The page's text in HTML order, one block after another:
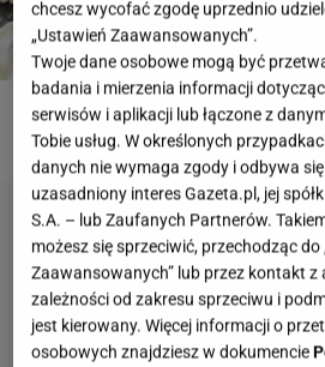
ROZWIĄŻ QUIZ
chcesz wycofać zgodę uprzednio
„Ustawień Zaawansowanych”.
Twoje dane osobowe mogą być
badania i mierzenia informacji
serwisów i aplikacji lub łączone z
Tobie usług. W określonych
danych nie wymaga zgody i odbywa
uzasadniony interes Gazeta.pl, jej
S.A. – lub Zaufanych Partnerów.
możesz się sprzeciwić, przechodząc do
Zaawansowanych” lub przez kontakt
zależności od zakresu sprzeciwu i
jest kierowany. Więcej informacji o
osobowych znajdziesz w dokumencie